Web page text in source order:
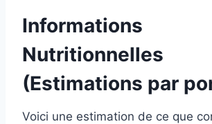
Informations
Nutritionnelles
(Estimations par
Voici une estimation de ce que